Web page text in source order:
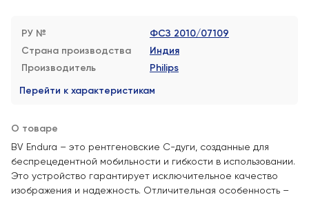
РУ №
ФСЗ 2010/07109
Страна производства
Индия
Производитель
Philips
Перейти к характеристикам
О товаре
BV Endura – это рентгеновские С-дуги, созданные для
беспрецедентной мобильности и гибкости в использовании.
Это устройство гарантирует исключительное качество
изображения и надежность. Отличительная особенность –